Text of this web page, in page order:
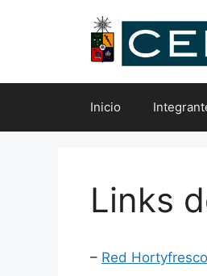
Inicio
Links
– Red Hortyfresco